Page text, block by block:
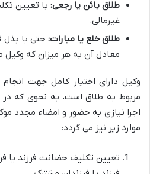
طلاق بائن یا رجعی: با تعیین
غیرمالی.
طلاق خلع یا مبارات: حتی با بذل
معادل آن به هر میزان که وکیل
وکیل دارای اختیار کامل جهت انجام
مربوط به طلاق است، به نحوی که
اجرا نیازی به حضور و امضاء مجدد
موارد زیر نیز می گردد:
تعیین تکلیف حضانت فرزند یا